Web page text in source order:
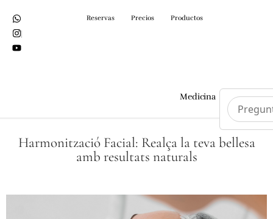
Reservas Precios Productos
Medicina
Harmonització Facial: Realça la teva bellesa
amb resultats naturals